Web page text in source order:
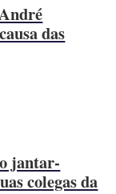
das
jantar-
colegas da